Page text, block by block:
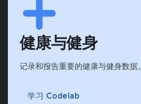
健康与健身
记录和报告重要的健康与健身数据。
学习 Codelab